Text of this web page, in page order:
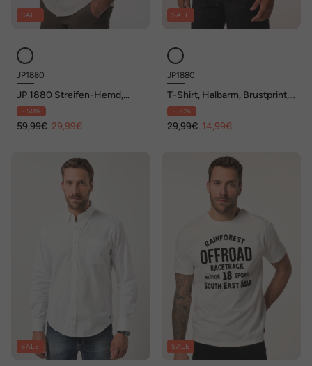
SALE
JP1880
JP 1880 Streifen-Hemd,
Langarm, Buttondown-
Kragen, Modern Fit, bis 8 XL
- 50%
59,99€ 29,99€
SALE
JP1880
T-Shirt, Halbarm, Brustprint,
bis 8 XL
- 50%
29,99€ 14,99€
SALE SALE